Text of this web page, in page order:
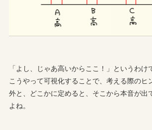
「よし、じゃあ高いからここ！」というわけ
こうやって可視化することで、考える際のヒ
外と、どこかに定めると、そこから本音が出
よね。